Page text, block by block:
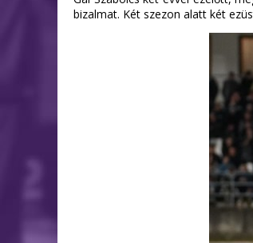
bizalmat. Két szezon alatt két